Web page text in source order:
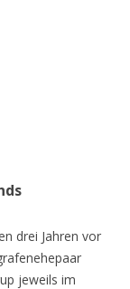
drei Jahren vor
jeweils im